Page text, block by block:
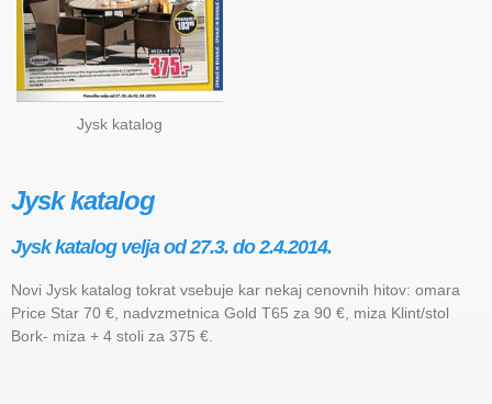
Jysk katalog
Jysk katalog
Jysk katalog velja od 27.3. do 2.4.2014.
Novi Jysk katalog tokrat vsebuje kar nekaj cenovnih hitov: omara
Price Star 70 €, nadvzmetnica Gold T65 za 90 €, miza Klint/stol
Bork- miza + 4 stoli za 375 €.